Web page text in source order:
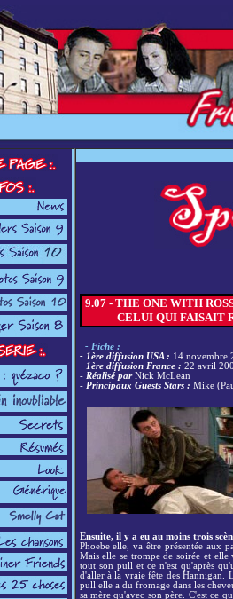
9.07 - THE ONE WITH
CELUI QUI FAISAIT
-Fiche :
- 1ère diffusion USA : 14 novembre
- 1ère diffusion France : 22 avril
-Réalisé par Nick McLean
-Principaux Guests Stars : Mike
Ensuite, il y a eu au moins trois
Phoebe elle, va être présentée aux
Mais elle se trompe de soirée et
tout son pull et ce n'est qu'après
d'aller à la vraie fête des Hannigan.
pull elle a du fromage dans les
sa mère qu'avec son père. C'est ce